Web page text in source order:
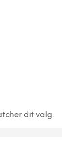
dit valg.